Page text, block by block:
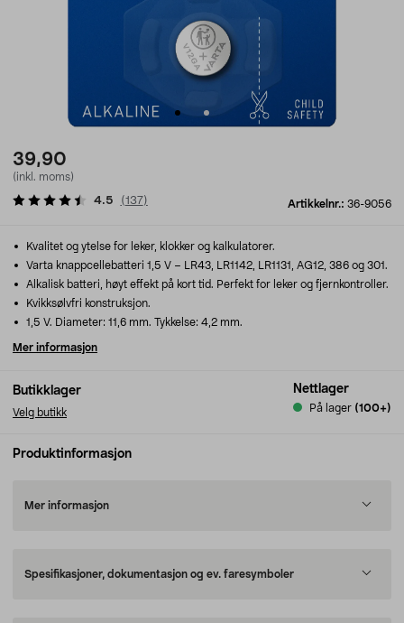
39,90
(inkl. moms)
Artikkelnr.: 36-9056
4.5 (137)
Butikklager
Velg butikk
Nettlager
På lager (100+)
Kvalitet og ytelse for leker, klokker og kalkulatorer.
Varta knappcellebatteri 1,5 V – LR43, LR1142, LR1131, AG12, 386 og 301.
Alkalisk batteri, høyt effekt på kort tid. Perfekt for leker og fjernkontroller.
Kvikksølvfri konstruksjon.
1,5 V. Diameter: 11,6 mm. Tykkelse: 4,2 mm.
Mer informasjon
Produktinformasjon
Mer informasjon
Spesifikasjoner, dokumentasjon og ev. faresymboler